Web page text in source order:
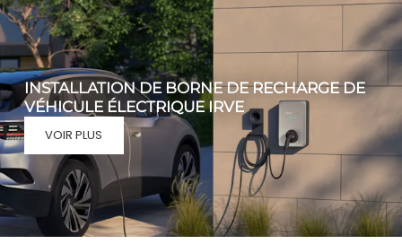
INSTALLATION DE BORNE DE RECHARGE DE
VÉHICULE ÉLECTRIQUE IRVE
VOIR PLUS